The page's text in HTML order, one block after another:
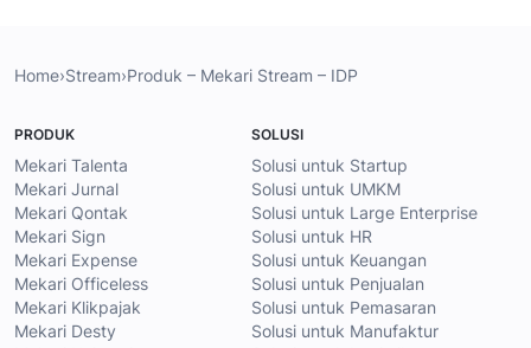
Home›Stream›Produk – Mekari Stream – IDP
PRODUK
Mekari Talenta
Mekari Jurnal
Mekari Qontak
Mekari Sign
Mekari Expense
Mekari Officeless
Mekari Klikpajak
Mekari Desty
SOLUSI
Solusi untuk Startup
Solusi untuk UMKM
Solusi untuk Large Enterprise
Solusi untuk HR
Solusi untuk Keuangan
Solusi untuk Penjualan
Solusi untuk Pemasaran
Solusi untuk Manufaktur